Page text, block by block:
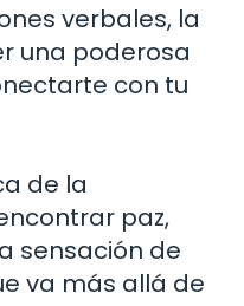
verbales, la
una poderosa
con tu
de la
paz,
sensación de
va más allá de